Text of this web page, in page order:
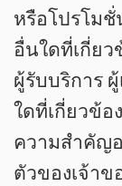
หรือโปรโม
อื่นใดที่เกี่ยว
ผู้รับบริการ
ใดที่เกี่ยวข้อ
ความสำคัญ
ตัวของเจ้า